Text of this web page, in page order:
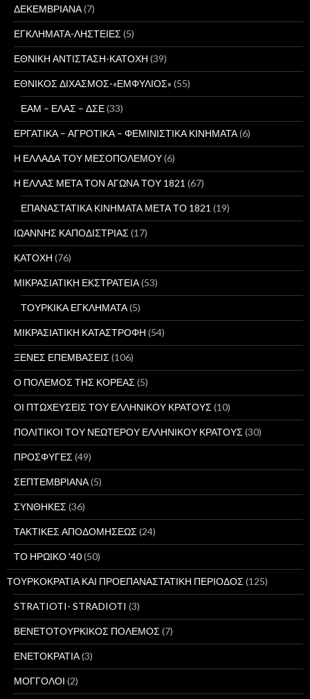
ΔΕΚΕΜΒΡΙΑΝΑ(7)
ΕΓΚΛΗΜΑΤΑ-ΛΗΣΤΕΙΕΣ (5)
ΕΘΝΙΚΗ ΑΝΤΙΣΤΑΣΗ-ΚΑΤΟΧΗ (39)
ΕΘΝΙΚΟΣ ΔΙΧΑΣΜΟΣ-«ΕΜΦΥΛΙΟΣ» (55)
ΕΑΜ – ΕΛΑΣ – ΔΣΕ(33)
ΕΡΓΑΤΙΚΑ – ΑΓΡΟΤΙΚΑ – ΦΕΜΙΝΙΣΤΙΚΑ ΚΙΝΗΜΑΤΑ(6)
Η ΕΛΛΑΔΑ ΤΟΥ ΜΕΣΟΠΟΛΕΜΟΥ(6)
Η ΕΛΛΑΣ ΜΕΤΑ ΤΟΝ ΑΓΩΝΑ ΤΟΥ 1821 (67)
ΕΠΑΝΑΣΤΑΤΙΚΑ ΚΙΝΗΜΑΤΑ ΜΕΤΑ ΤΟ 1821 (19)
ΙΩΑΝΝΗΣ ΚΑΠΟΔΙΣΤΡΙΑΣ (17)
ΚΑΤΟΧΗ (76)
ΜΙΚΡΑΣΙΑΤΙΚΗ ΕΚΣΤΡΑΤΕΙΑ(53)
ΤΟΥΡΚΙΚΑ ΕΓΚΛΗΜΑΤΑ(5)
ΜΙΚΡΑΣΙΑΤΙΚΗ ΚΑΤΑΣΤΡΟΦΗ (54)
ΞΕΝΕΣ ΕΠΕΜΒΑΣΕΙΣ (106)
Ο ΠΟΛΕΜΟΣ ΤΗΣ ΚΟΡΕΑΣ (5)
ΟΙ ΠΤΩΧΕΥΣΕΙΣ ΤΟΥ ΕΛΛΗΝΙΚΟΥ ΚΡΑΤΟΥΣ (10)
ΠΟΛΙΤΙΚΟΙ ΤΟΥ ΝΕΩΤΕΡΟΥ ΕΛΛΗΝΙΚΟΥ ΚΡΑΤΟΥΣ (30)
ΠΡΟΣΦΥΓΕΣ (49)
ΣΕΠΤΕΜΒΡΙΑΝΑ(5)
ΣΥΝΘΗΚΕΣ (36)
ΤΑΚΤΙΚΕΣ ΑΠΟΔΟΜΗΣΕΩΣ (24)
ΤΟ ΗΡΩΙΚΟ '40(50)
ΤΟΥΡΚΟΚΡΑΤΙΑ ΚΑΙ ΠΡΟΕΠΑΝΑΣΤΑΤΙΚΗ ΠΕΡΙΟΔΟΣ (125)
STRATIOTI- STRADIOTI (3)
ΒΕΝΕΤΟΤΟΥΡΚΙΚΟΣ ΠΟΛΕΜΟΣ (7)
ΕΝΕΤΟΚΡΑΤΙΑ(3)
ΜΟΓΓΟΛΟΙ (2)